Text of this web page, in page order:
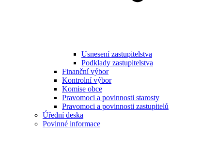
Usnesení zastupitelstva
Podklady zastupitelstva
Finanční výbor
Kontrolní výbor
Komise obce
Pravomoci a povinnosti starosty
Pravomoci a povinnosti zastupitelů
Úřední deska
Povinné informace